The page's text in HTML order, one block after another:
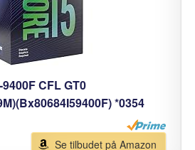
CFL GT0
*0354
Se tilbudet på Amazon